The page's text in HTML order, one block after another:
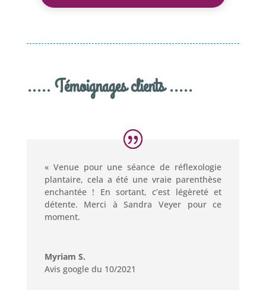
..... Témoignages clients .....
« Venue pour une séance de réflexologie
plantaire, cela a été une vraie parenthèse
enchantée ! En sortant, c’est légèreté et
détente. Merci à Sandra Veyer pour ce
moment.
Myriam S.
Avis google du 10/2021